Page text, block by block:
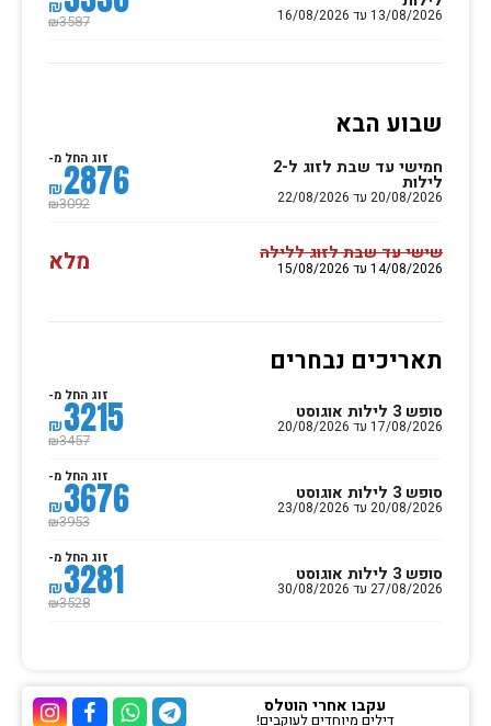
13/08/2026 עד 16/08/2026 ₪
₪3587
שבוע הבא
חמישי עד שבת לזוג ל-2
לילות
20/08/2026 עד 22/08/2026
זוג החל מ-
₪2876
₪3092
שישי עד שבת לזוג ללילה
14/08/2026 עד 15/08/2026 מלא
תאריכים נבחרים
סופש 3 לילות אוגוסט
17/08/2026 עד 20/08/2026
זוג החל מ-
₪3215
₪3457
סופש 3 לילות אוגוסט
20/08/2026 עד 23/08/2026
זוג החל מ-
₪3676
₪3953
סופש 3 לילות אוגוסט
27/08/2026 עד 30/08/2026
זוג החל מ-
₪3281
₪3528
עקבו אחרי הוטלס
דילים מיוחדים לעוקבים!